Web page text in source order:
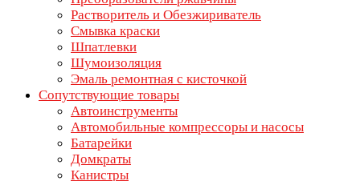
Растворитель и Обезжириватель
Смывка краски
Шпатлевки
Шумоизоляция
Эмаль ремонтная с кисточкой
Сопутствующие товары
Автоинструменты
Автомобильные компрессоры и насосы
Батарейки
Домкраты
Канистры